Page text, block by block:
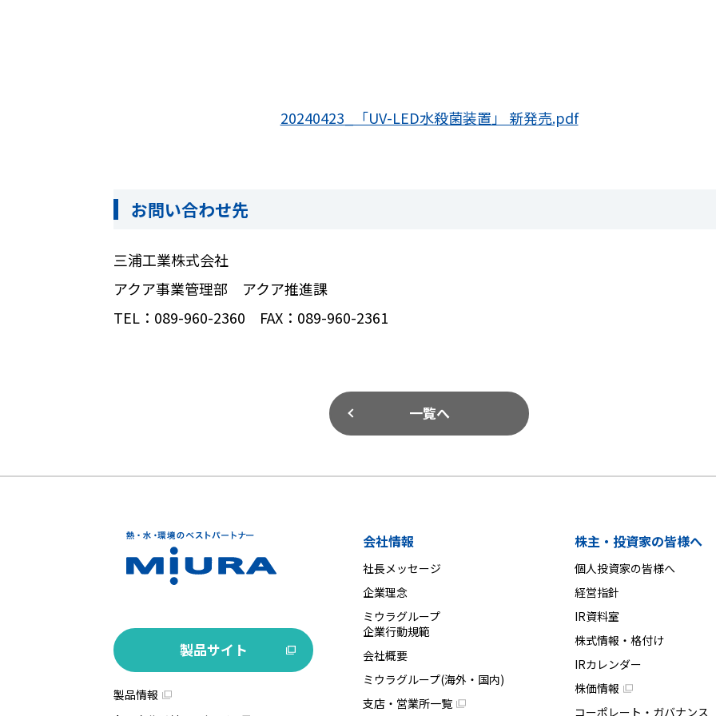
20240423_「UV-LED水殺菌装置」 新発売.pdf
お問い合わせ先
三浦工業株式会社
アクア事業管理部 アクア推進課
TEL ： 089-960-2360 FAX ： 089-960-2361
一覧へ
製品サイト
製品情報
会社情報
社長メッセージ
企業理念
ミウラグループ
企業行動規範
会社概要
ミウラグループ(海外・国内)
支店・営業所一覧
株主・投資家の皆様へ
個人投資家の皆様へ
経営指針
IR資料室
株式情報・格付け
IRカレンダー
株価情報
コーポレート・ガバナンス